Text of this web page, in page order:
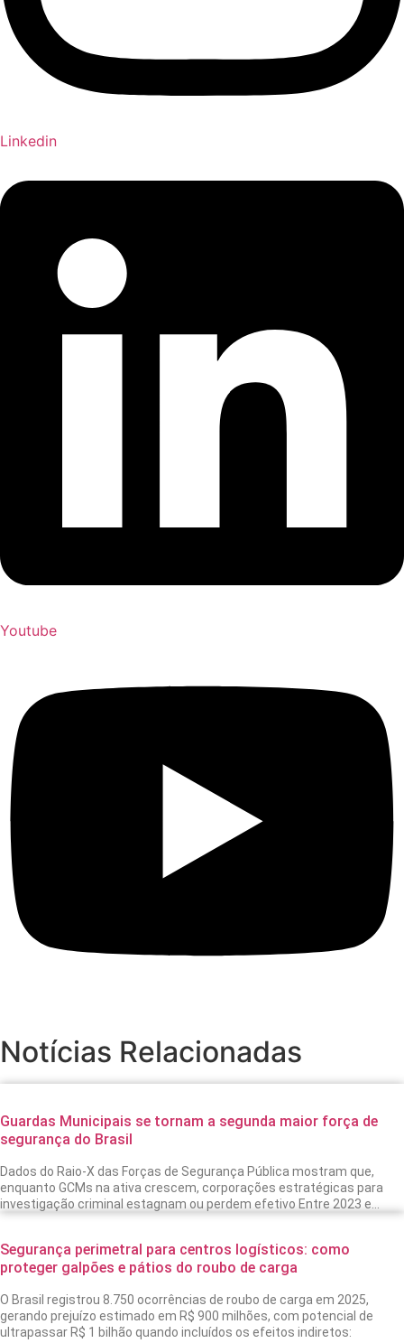
Linkedin
Youtube
Notícias Relacionadas
Guardas Municipais se tornam a segunda maior força de
segurança do Brasil
Dados do Raio-X das Forças de Segurança Pública mostram que,
enquanto GCMs na ativa crescem, corporações estratégicas para
investigação criminal estagnam ou perdem efetivo Entre 2023 e
Segurança perimetral para centros logísticos: como
proteger galpões e pátios do roubo de carga
O Brasil registrou 8.750 ocorrências de roubo de carga em 2025,
gerando prejuízo estimado em R$ 900 milhões, com potencial de
ultrapassar R$ 1 bilhão quando incluídos os efeitos indiretos: